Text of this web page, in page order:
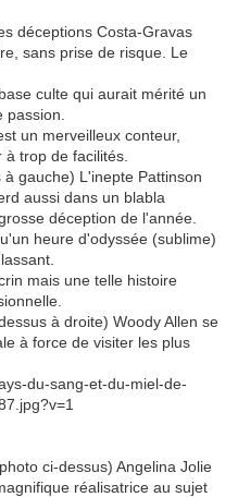
déceptions Costa-Gravas
sans prise de risque. Le
culte qui aurait mérité un
un merveilleux conteur,
trop de facilités.
à gauche) L'inepte Pattinson
aussi dans un blabla
déception de l'année.
heure d'odyssée (sublime)
mais une telle histoire
à droite) Woody Allen se
à force de visiter les plus
ci-dessus) Angelina Jolie
réalisatrice au sujet